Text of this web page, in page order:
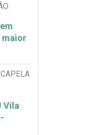
maior
Vila